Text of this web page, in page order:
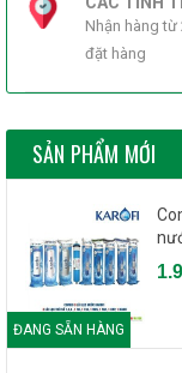
Nhận hàng từ
đặt hàng
SẢN PHẨM MỚI
ĐANG SẴN HÀNG